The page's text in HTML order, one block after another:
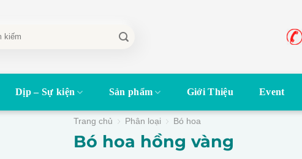
Dịp – Sự kiện Sản phẩm Giới Thiệu Event
Trang chủ Phân loại Bó hoa
Bó hoa hồng vàng